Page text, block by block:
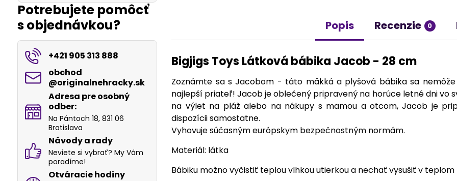
Popis Recenzie 0
Bigjigs Toys Látková bábika Jacob - 28 cm
Zoznámte sa s Jacobom - táto mäkká a plyšová bábika sa
najlepší priateľ! Jacob je oblečený pripravený na horúce letné dni vo
na výlet na pláž alebo na nákupy s mamou a otcom, Jacob je
dispozícii samostatne.
Vyhovuje súčasným európskym bezpečnostným normám.
Materiál: látka
Bábiku možno vyčistiť teplou vlhkou utierkou a nechať vysušiť v
Potrebujete pomôcť
s objednávkou?
+421 905 313 888
obchod​
@originalnehracky​.sk
Adresa pre osobný
odber:
Na Pántoch 18, 831 06
Bratislava
Návody a rady
Neviete si vybrať? My Vám
poradíme!
Otváracie hodiny